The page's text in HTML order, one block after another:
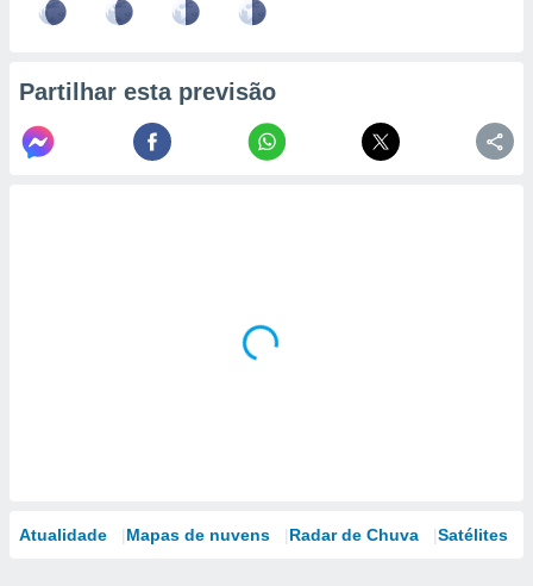
Partilhar esta previsão
Atualidade Mapas de nuvens Radar de Chuva Satélites